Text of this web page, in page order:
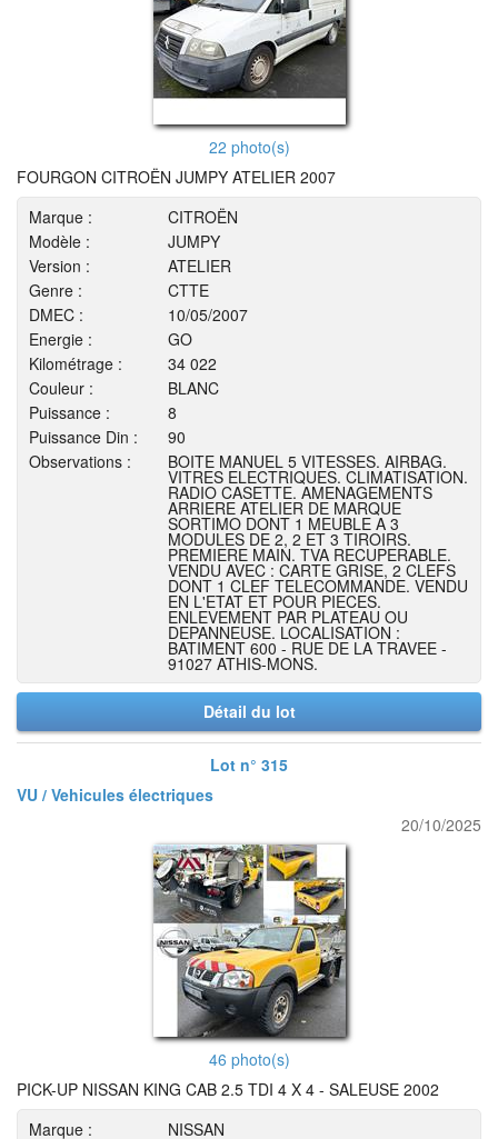
22 photo(s)
FOURGON CITROËN JUMPY ATELIER 2007
Marque :
CITROËN
Modèle :
JUMPY
Version :
ATELIER
Genre :
CTTE
DMEC :
10/05/2007
Energie :
GO
Kilométrage :
34 022
Couleur :
BLANC
Puissance :
8
Puissance Din :
90
Observations :
BOITE MANUEL 5 VITESSES. AIRBAG.
VITRES ELECTRIQUES. CLIMATISATION.
RADIO CASETTE. AMENAGEMENTS
ARRIERE ATELIER DE MARQUE
SORTIMO DONT 1 MEUBLE A 3
MODULES DE 2, 2 ET 3 TIROIRS.
PREMIERE MAIN. TVA RECUPERABLE.
VENDU AVEC : CARTE GRISE, 2 CLEFS
DONT 1 CLEF TELECOMMANDE. VENDU
EN L'ETAT ET POUR PIECES.
ENLEVEMENT PAR PLATEAU OU
DEPANNEUSE. LOCALISATION :
BATIMENT 600 - RUE DE LA TRAVEE -
91027 ATHIS-MONS.
Détail du lot
Lot n° 315
VU / Vehicules électriques
20/10/2025
46 photo(s)
PICK-UP NISSAN KING CAB 2.5 TDI 4 X 4 - SALEUSE 2002
Marque :
NISSAN